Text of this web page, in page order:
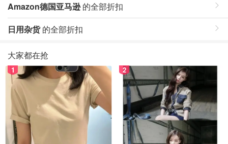
Amazon德国亚马逊的全部折扣
日用杂货的全部折扣
大家都在抢
1 2